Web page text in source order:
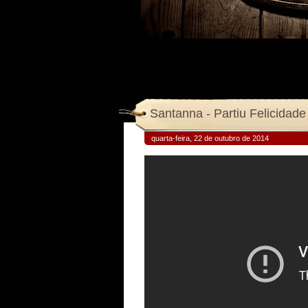
Santanna - Partiu Felicidade
quarta-feira, 22 de outubro de 2014